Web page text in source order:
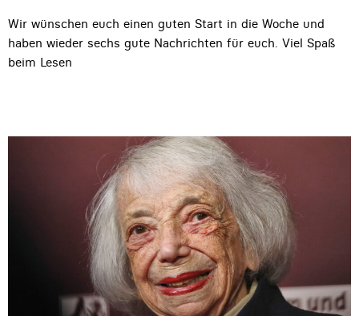
Wir wünschen euch einen guten Start in die Woche und
haben wieder sechs gute Nachrichten für euch. Viel Spaß
beim Lesen